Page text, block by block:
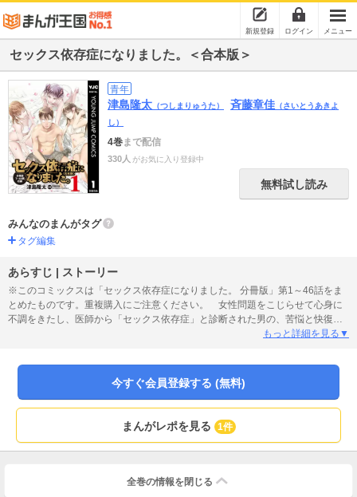
新規登録 ログイン メニュー
セックス依存症になりました。＜合本版＞
青年
津島隆太 （つしまりゅうた） 斉藤章佳 （さいとうあきよ
し）
4巻まで配信
330人 がお気に入り登録中
無料試し読み
みんなのまんがタグ
タグ編集
あらすじ | ストーリー
※このコミックスは「セックス依存症になりました。 分冊版」第1～46話をま
とめたものです。重複購入にご注意ください。 女性問題をこじらせて心身に
不調をきたし、医師から「セックス依存症」と診断された男の、苦悩と快復の
軌跡を描く『セックス依存症になりました。』オリジナル版を一挙にまとめた
ムでお届け！
もっと詳細を見る▼
今すぐ会員登録する (無料)
まんがレポを見る 1件
全巻の情報を 閉じる